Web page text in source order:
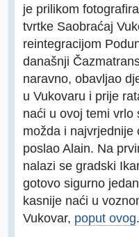
je prilikom
tvrtke Saobraćaj
reintegracijom
današnji
naravno, obavljao
u Vukovaru i prije
naći u ovoj temi vrlo
možda i najvrjednije
poslao Alain. Na
nalazi se gradski
gotovo sigurno
kasnije naći u
Vukovar, poput ovog.